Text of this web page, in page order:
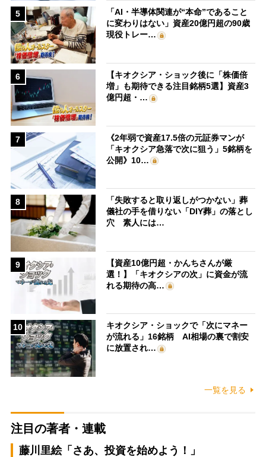
5
「AI・半導体関連が“本命”であること
に変わりはない」資産20億円超の90歳
現役トレー…
6
【キオクシア・ショック後に「株価倍
増」も期待できる注目銘柄5選】資産3
億円超・…
7
《2年弱で資産17.5倍の元証券マンが
「キオクシア急落で次に狙う」5銘柄を
公開》10…
8
「失敗すると取り返しがつかない」葬
儀社の手を借りない「DIY葬」の落とし
穴 素人には…
9
【資産10億円超・かんちさんが厳
選！】「キオクシアの次」に資金が流
れる期待の高…
10
キオクシア・ショックで「次にマネー
が流れる」16銘柄 AI相場の裏で割安
に放置され…
一覧を見る
注目の著者・連載
藤川里絵「さあ、投資を始めよう！」